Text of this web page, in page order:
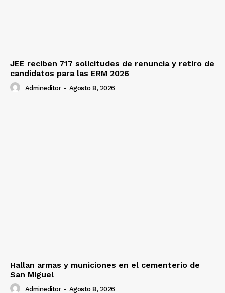
JEE reciben 717 solicitudes de renuncia y retiro de
candidatos para las ERM 2026
Admineditor - Agosto 8, 2026
Hallan armas y municiones en el cementerio de
San Miguel
Admineditor - Agosto 8, 2026